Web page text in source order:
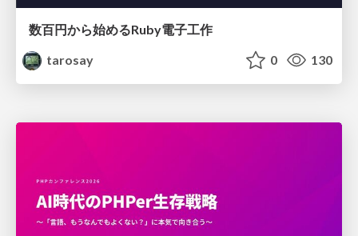
数百円から始めるRuby電子工作
tarosay
0 130